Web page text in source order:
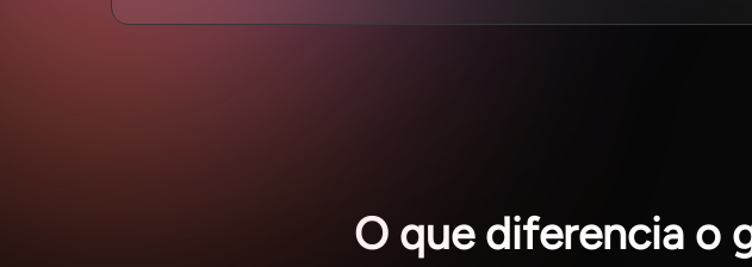
O que diferencia o